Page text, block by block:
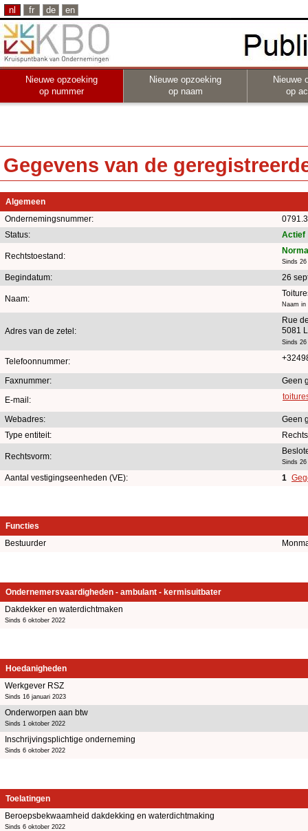
nl fr de en
Nieuwe opzoeking
op nummer
Nieuwe opzoeking
op naam
Nieuwe
op
Gegevens van de
Algemeen
Ondernemingsnummer:
Status:
Actief
Rechtstoestand:
Sinds
Begindatum: 26
Naam:
Naam in
Adres van de zetel:
Rue
5081
Sinds
Telefoonnummer:
Faxnummer:
Geen
E-mail:
Webadres:
Geen
Type entiteit:
Rechtsvorm:
Sinds
Aantal vestigingseenheden (VE): 1
Functies
Bestuurder
Ondernemersvaardigheden - ambulant - kermisuitbater
Dakdekker en waterdichtmaken
Sinds 6 oktober 2022
Hoedanigheden
Werkgever RSZ
Sinds 16 januari 2023
Onderworpen aan btw
Sinds 1 oktober 2022
Inschrijvingsplichtige onderneming
Sinds 6 oktober 2022
Toelatingen
Beroepsbekwaamheid dakdekking en waterdichtmaking
Sinds 6 oktober 2022